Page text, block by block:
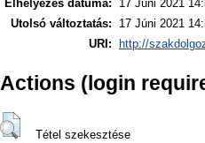
Elhelyezés dátuma:
17 Júni 2021
Utolsó változtatás:
17 Júni 2021
URI:
http://
Actions (login
Tétel szekesztése